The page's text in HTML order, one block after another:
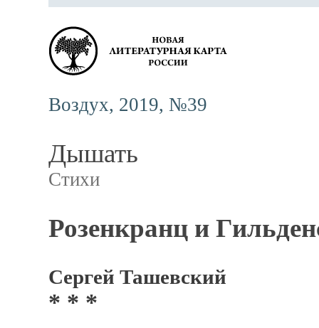
Воздух, 2019, №39
Дышать
Стихи
Розенкранц и
Сергей Ташевский
* * *